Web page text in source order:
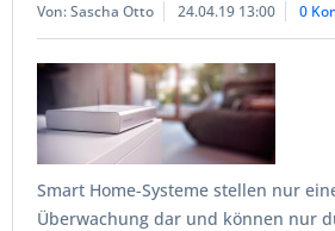
Von: Sascha Otto 24.04.19 13:00 0
Smart Home-Systeme stellen nur
Überwachung dar und können nur